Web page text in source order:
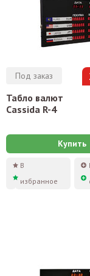
Под заказ
Табло валют
Cassida R-4
Купить
В
избранное